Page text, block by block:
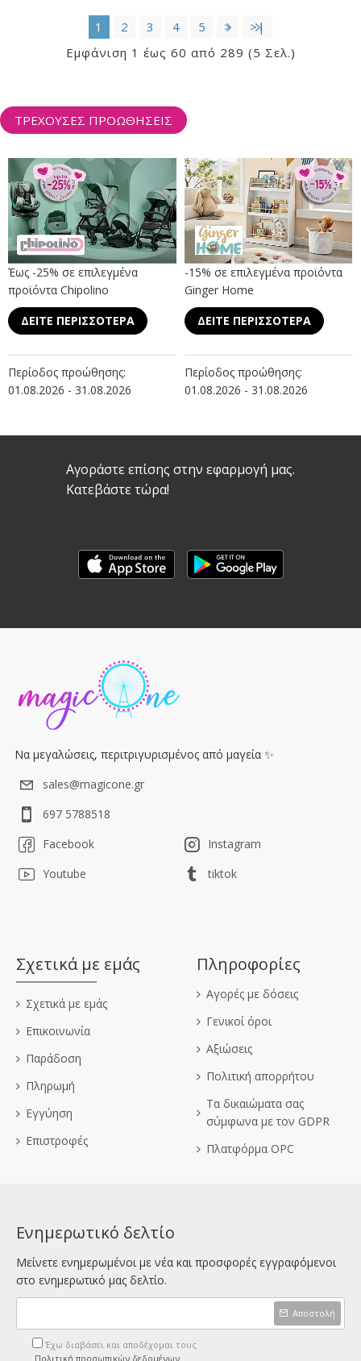
1 2 3 4 5 >
>|
Εμφάνιση 1 έως 60 από 289 (5 Σελ.)
ΤΡΕΧΟΥΣΕΣ ΠΡΟΩΘΗΣΕΙΣ
Έως -25% σε επιλεγμένα
προϊόντα Chipolino
ΔΕΙΤΕ ΠΕΡΙΣΣΟΤΕΡΑ
Περίοδος προώθησης:
01.08.2026 - 31.08.2026
-15% σε επιλεγμένα προϊόντα
Ginger Home
ΔΕΙΤΕ ΠΕΡΙΣΣΟΤΕΡΑ
Περίοδος προώθησης:
01.08.2026 - 31.08.2026
Αγοράστε επίσης στην εφαρμογή μας.
Κατεβάστε τώρα!
Να μεγαλώσεις, περιτριγυρισμένος από μαγεία ✨
sales@magicone.gr
697 5788518
Facebook
Instagram
Youtube
tiktok
Σχετικά με εμάς
Σχετικά με εμάς
Επικοινωνία
Παράδοση
Πληρωμή
Εγγύηση
Επιστροφές
Πληροφορίες
Αγορές με δόσεις
Γενικοί όροι
Αξιώσεις
Πολιτική απορρήτου
Τα δικαιώματα σας
σύμφωνα με τον GDPR
Πλατφόρμα OPC
Ενημερωτικό δελτίο
Μείνετε ενημερωμένοι με νέα και προσφορές εγγραφόμενοι
στο ενημερωτικό μας δελτίο.
Αποστολή
Έχω διαβάσει και αποδέχομαι τους
Πολιτική προσωπικών δεδομένων